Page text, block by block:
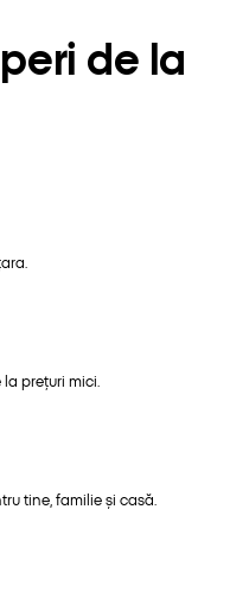
de la
prețuri mici.
tine, familie și casă.